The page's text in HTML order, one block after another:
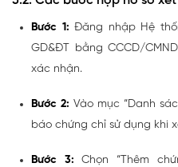
Bước 1: Đăng nhập Hệ
GD&ĐT bằng CCCD/
xác nhận.
Bước 2: Vào mục “Danh
báo chứng chỉ sử dụng khi
Bước 3: Chọn “Thêm